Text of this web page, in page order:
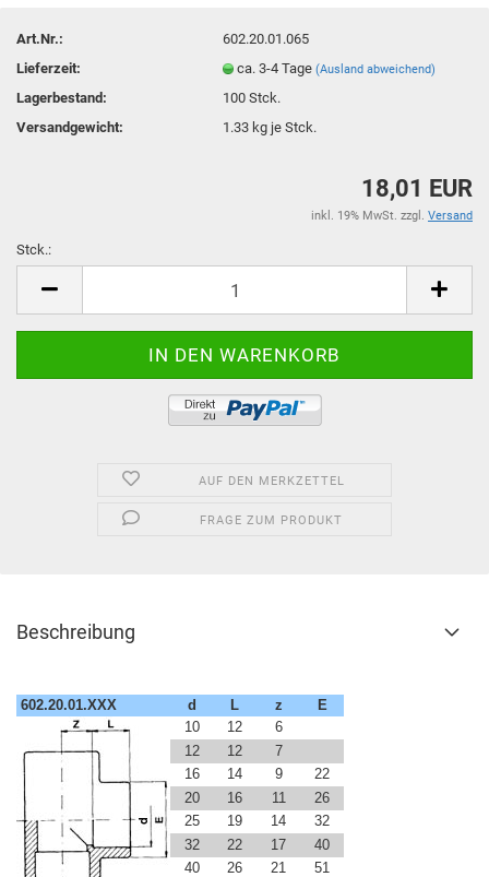
Art.Nr.:
602.20.01.065
Lieferzeit:
ca. 3-4 Tage(Ausland abweichend)
Lagerbestand: 100Stck.
Versandgewicht:
1.33 kg je Stck.
18,01 EUR
inkl. 19% MwSt. zzgl. Versand
Stck.:
AUF DEN MERKZETTEL
FRAGE ZUM PRODUKT
Beschreibung
602.20.01.XXX d L z
E
10
12
6
12
12
7
16
14 9
22
20
16 11
26
25
19 14
32
32
22 17
40
40
26 21
51